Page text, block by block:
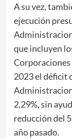
A su vez,
ejecución
que incluyen
Corporaciones
2023 el déficit
2,29%, sin
reducción del
año pasado.